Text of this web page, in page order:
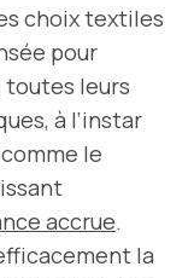
choix textiles
pour
toutes leurs
à l’instar
le
accrue.
la